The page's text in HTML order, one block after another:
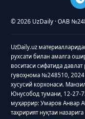
© 2026 UzDaily · ОАВ
UzDaily.uz
рухсати билан амалга
воситаси сифатида давлат
гувоҳнома №248510, 2024
хусусий корхонаси.
Юнусобод тумани, 12-27-
муҳаррир: Умаров Анвар
таҳририят нуқтаи